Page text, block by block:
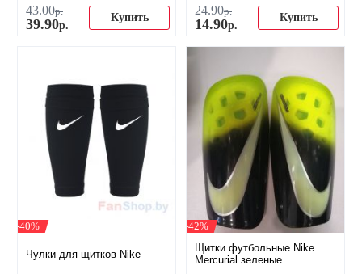
43.00р.
39.90р.
Купить
24.90р.
14.90р.
Купить
-40%
Чулки для щитков Nike
-42%
Щитки футбольные Nike
Mercurial зеленые